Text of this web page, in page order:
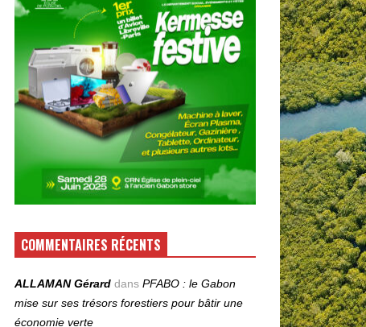
COMMENTAIRES RÉCENTS
ALLAMAN Gérard dansPFABO : le Gabon
mise sur ses trésors forestiers pour bâtir une
économie verte